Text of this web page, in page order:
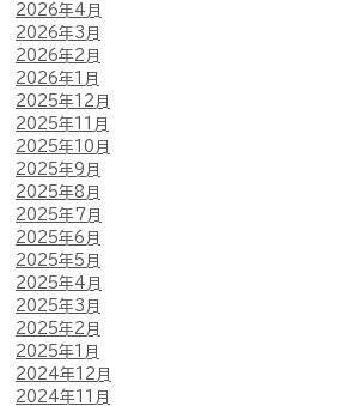
2026年4月
2026年3月
2026年2月
2026年1月
2025年12月
2025年11月
2025年10月
2025年9月
2025年8月
2025年7月
2025年6月
2025年5月
2025年4月
2025年3月
2025年2月
2025年1月
2024年12月
2024年11月